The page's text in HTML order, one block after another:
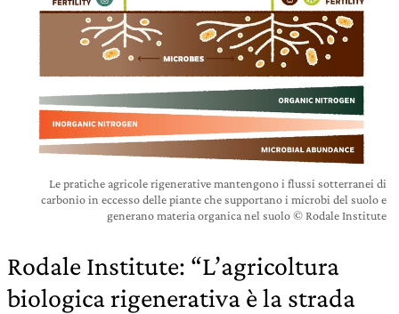
Le pratiche agricole rigenerative mantengono i flussi sotterranei di
carbonio in eccesso delle piante che supportano i microbi del suolo e
generano materia organica nel suolo © Rodale Institute
Rodale Institute: “L’agricoltura
biologica rigenerativa è la strada